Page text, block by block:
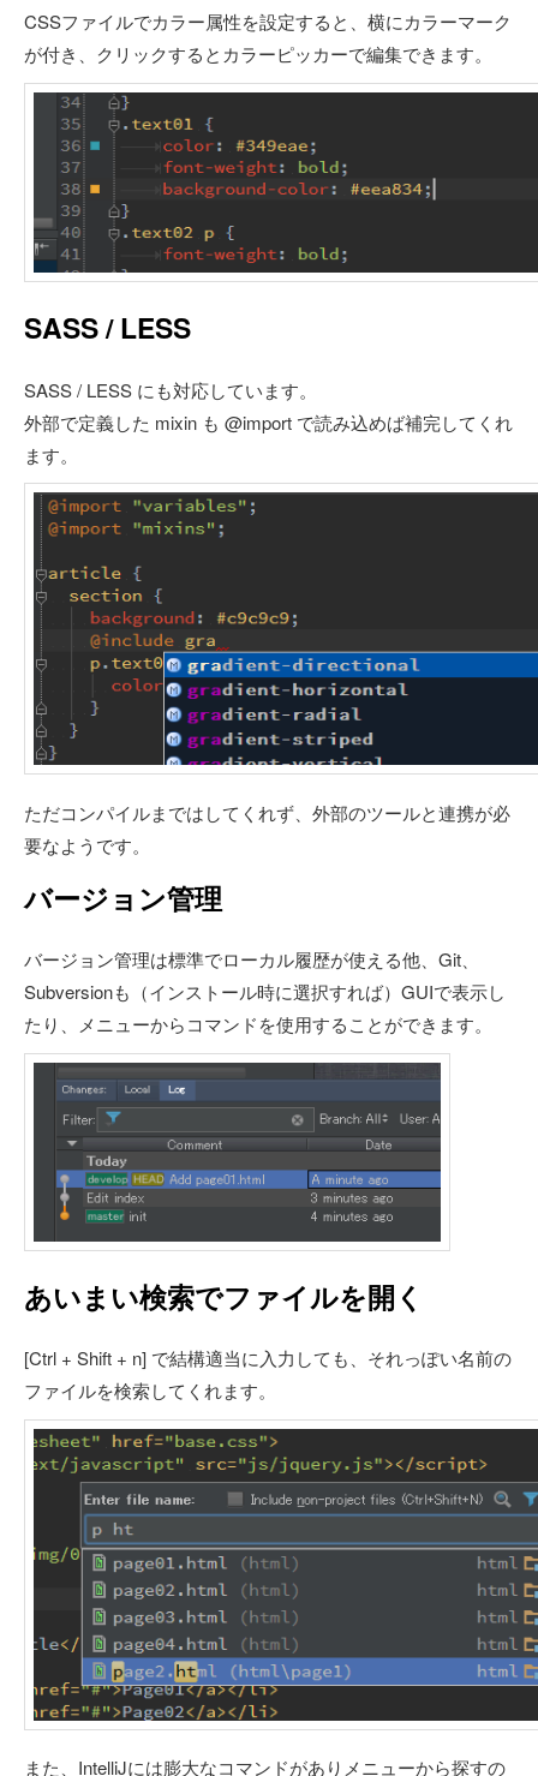
CSSファイルでカラー属性を設定すると、横にカラーマーク
が付き、クリックするとカラーピッカーで編集できます。
SASS / LESS
SASS / LESS にも対応しています。
外部で定義した mixin も @import で読み込めば補完してくれ
ます。
ただコンパイルまではしてくれず、外部のツールと連携が必
要なようです。
バージョン管理
バージョン管理は標準でローカル履歴が使える他、Git、
Subversionも（インストール時に選択すれば）GUIで表示し
たり、メニューからコマンドを使用することができます。
あいまい検索でファイルを開く
[Ctrl + Shift + n] で結構適当に入力しても、それっぽい名前の
ファイルを検索してくれます。
また、IntelliJには膨大なコマンドがありメニューから探すの